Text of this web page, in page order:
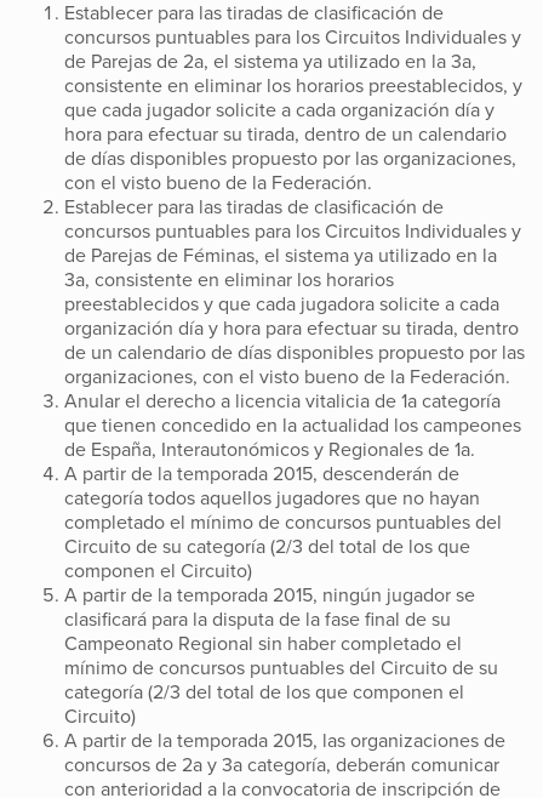
Establecer para las tiradas de clasificación de
concursos puntuables para los Circuitos Individuales y
de Parejas de 2a, el sistema ya utilizado en la 3a,
consistente en eliminar los horarios preestablecidos, y
que cada jugador solicite a cada organización día y
hora para efectuar su tirada, dentro de un calendario
de días disponibles propuesto por las organizaciones,
con el visto bueno de la Federación.
Establecer para las tiradas de clasificación de
concursos puntuables para los Circuitos Individuales y
de Parejas de Féminas, el sistema ya utilizado en la
3a, consistente en eliminar los horarios
preestablecidos y que cada jugadora solicite a cada
organización día y hora para efectuar su tirada, dentro
de un calendario de días disponibles propuesto por las
organizaciones, con el visto bueno de la Federación.
Anular el derecho a licencia vitalicia de 1a categoría
que tienen concedido en la actualidad los campeones
de España, Interautonómicos y Regionales de 1a.
A partir de la temporada 2015, descenderán de
categoría todos aquellos jugadores que no hayan
completado el mínimo de concursos puntuables del
Circuito de su categoría (2/3 del total de los que
componen el Circuito)
A partir de la temporada 2015, ningún jugador se
clasificará para la disputa de la fase final de su
Campeonato Regional sin haber completado el
mínimo de concursos puntuables del Circuito de su
categoría (2/3 del total de los que componen el
Circuito)
A partir de la temporada 2015, las organizaciones de
concursos de 2a y 3a categoría, deberán comunicar
con anterioridad a la convocatoria de inscripción de